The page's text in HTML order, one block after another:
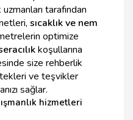
tarafından
sıcaklık ve nem
optimize
koşullarına
size rehberlik
ve teşvikler
sağlar.
hizmetleri